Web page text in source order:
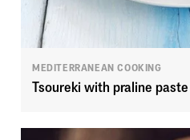
MEDITERRANEAN COOKING
Tsoureki with praline